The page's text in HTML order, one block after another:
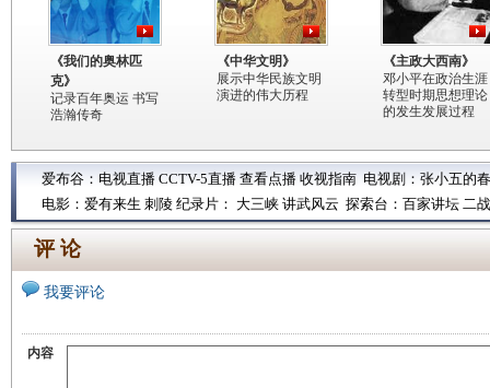
《我们的奥林匹
克》
记录百年奥运 书写
浩瀚传奇
《中华文明》
展示中华民族文明
演进的伟大历程
《主政大西南》
邓小平在政治生涯
转型时期思想理论
的发生发展过程
爱布谷： 电视直播 CCTV-5直播 查看点播 收视指南 电视剧： 张小五的
电影： 爱有来生 刺陵 纪录片： 大三峡 讲武风云 探索台： 百家讲坛 二
评 论
我要评论
内容